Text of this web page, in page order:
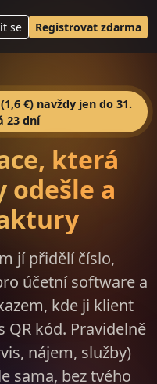
se Registrovat zdarma
€) navždy jen do 31.
23 dní
která
a
jí přidělí číslo,
účetní software a
kde ji klient
QR kód. Pravidelně
nájem, služby)
sama, bez tvého